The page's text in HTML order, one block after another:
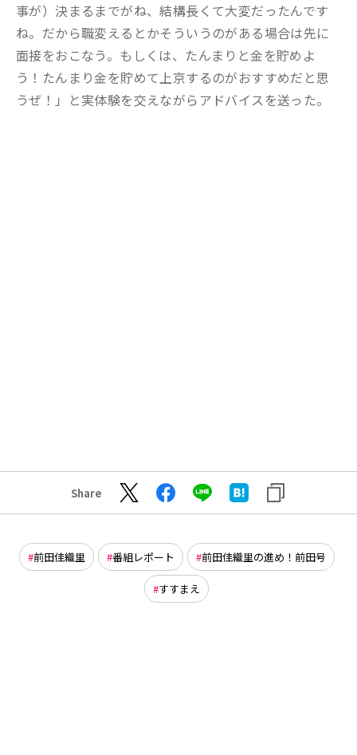
事が）決まるまでがね、結構長くて大変だったんです
ね。だから職変えるとかそういうのがある場合は先に
面接をおこなう。もしくは、たんまりと金を貯めよ
う！たんまり金を貯めて上京するのがおすすめだと思
うぜ！」と実体験を交えながらアドバイスを送った。
Share
前田佳織里 番組レポート 前田佳織里の進め！前田号
すすまえ